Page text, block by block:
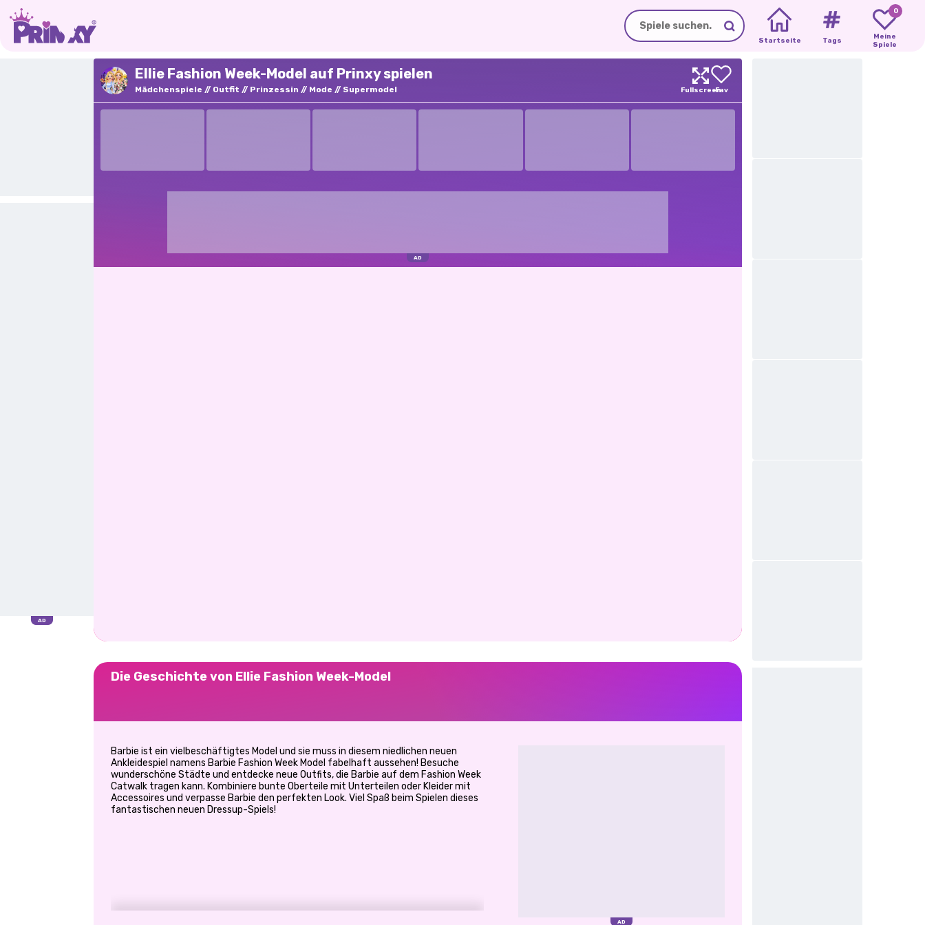
Startseite Tags
0
Meine
Spiele
Ellie Fashion Week-Model auf Prinxy spielen
Mädchenspiele Outfit Prinzessin Mode Supermodel
Die Geschichte von Ellie Fashion Week-Model
Barbie ist ein vielbeschäftigtes Model und sie muss in diesem niedlichen neuen
Ankleidespiel namens Barbie Fashion Week Model fabelhaft aussehen! Besuche
wunderschöne Städte und entdecke neue Outfits, die Barbie auf dem Fashion Week
Catwalk tragen kann. Kombiniere bunte Oberteile mit Unterteilen oder Kleider mit
Accessoires und verpasse Barbie den perfekten Look. Viel Spaß beim Spielen dieses
fantastischen neuen Dressup-Spiels!